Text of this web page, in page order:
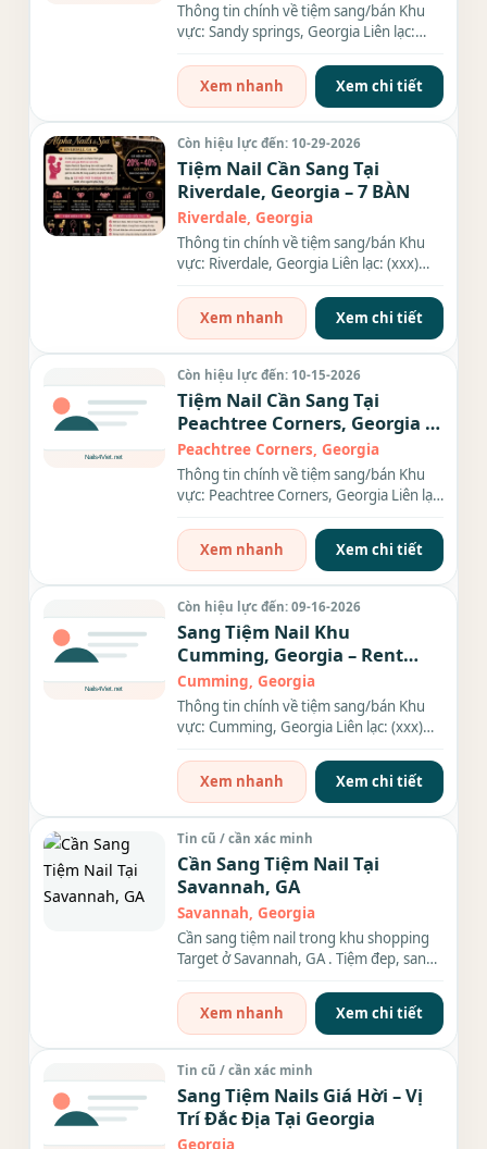
Thông tin chính về tiệm sang/bán Khu
vực: Sandy springs, Georgia Liên lạc:
Xem nhanh
Xem chi tiết
Còn hiệu lực đến: 10-29-2026
Tiệm Nail Cần Sang Tại
Riverdale, Georgia – 7 BÀN
Riverdale, Georgia
Thông tin chính về tiệm sang/bán Khu
vực: Riverdale, Georgia Liên lạc: (xxx)
Xem nhanh
Xem chi tiết
Còn hiệu lực đến: 10-15-2026
Tiệm Nail Cần Sang Tại
Peachtree Corners, Georgia –
Giá $120,000
Peachtree Corners, Georgia
Thông tin chính về tiệm sang/bán Khu
vực: Peachtree Corners, Georgia Liên lạc:
Xem nhanh
Xem chi tiết
Còn hiệu lực đến: 09-16-2026
Sang Tiệm Nail Khu
Cumming, Georgia – Rent
$3,400/tháng
Cumming, Georgia
Thông tin chính về tiệm sang/bán Khu
vực: Cumming, Georgia Liên lạc: (xxx)
Xem nhanh
Xem chi tiết
Tin cũ / cần xác minh
Cần Sang Tiệm Nail Tại
Savannah, GA
Savannah, Georgia
Cần sang tiệm nail trong khu shopping
Target ở Savannah, GA . Tiệm đep, sang
Xem nhanh
Xem chi tiết
Tin cũ / cần xác minh
Sang Tiệm Nails Giá Hời – Vị
Trí Đắc Địa Tại Georgia
Georgia